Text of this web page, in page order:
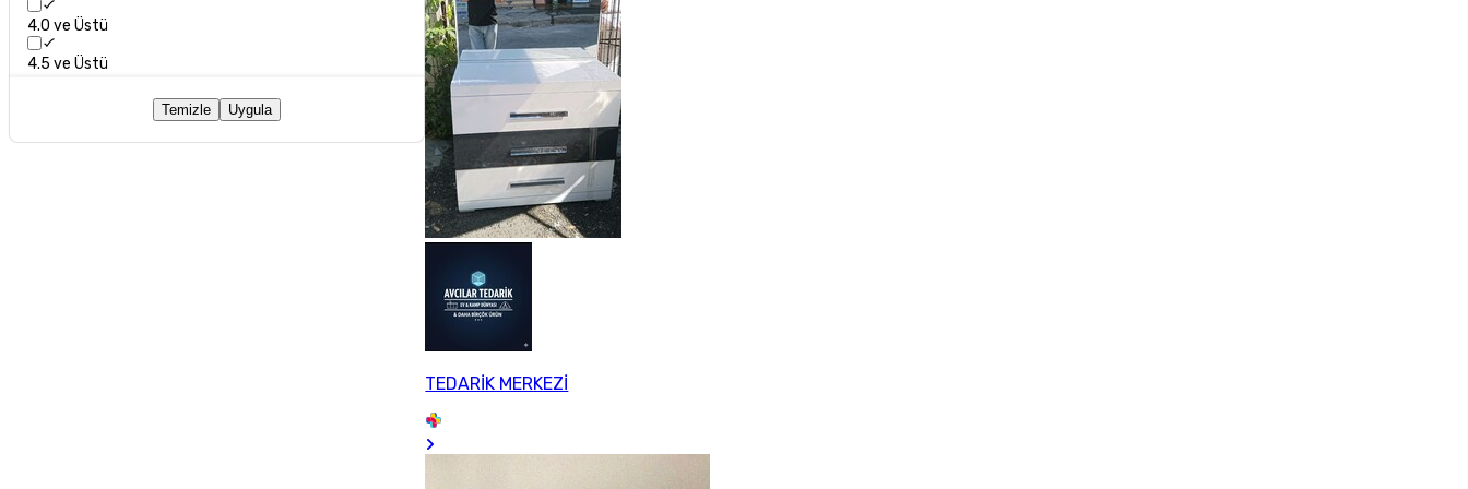
4.0 ve Üstü
4.5 ve Üstü
Temizle Uygula
TEDARİK MERKEZİ